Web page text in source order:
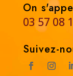
On
03 57 08
Suivez-